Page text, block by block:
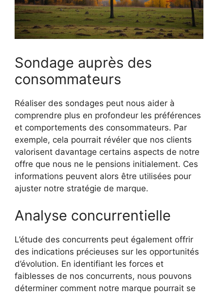
Sondage auprès des
consommateurs
Réaliser des sondages peut nous aider à
comprendre plus en profondeur les préférences
et comportements des consommateurs. Par
exemple, cela pourrait révéler que nos clients
valorisent davantage certains aspects de notre
offre que nous ne le pensions initialement. Ces
informations peuvent alors être utilisées pour
ajuster notre stratégie de marque.
Analyse concurrentielle
L’étude des concurrents peut également offrir
des indications précieuses sur les opportunités
d’évolution. En identifiant les forces et
faiblesses de nos concurrents, nous pouvons
déterminer comment notre marque pourrait se